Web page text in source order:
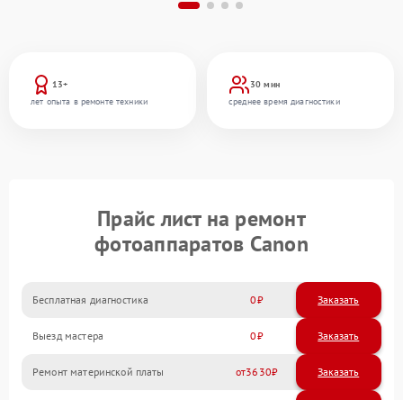
13+
лет опыта в ремонте техники
30 мин
среднее время диагностики
Прайс лист на ремонт
фотоаппаратов Canon
Бесплатная диагностика 0 Заказать
Выезд мастера 0 Заказать
Ремонт материнской платы 3630